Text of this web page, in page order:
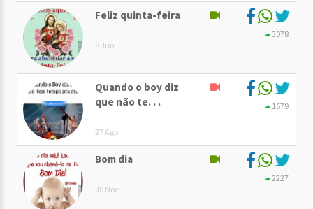
Feliz quinta-feira
8 Jun
3078
Quando o boy diz
que não te. . .
27 Ago
1679
Bom dia
30 Nov
2227